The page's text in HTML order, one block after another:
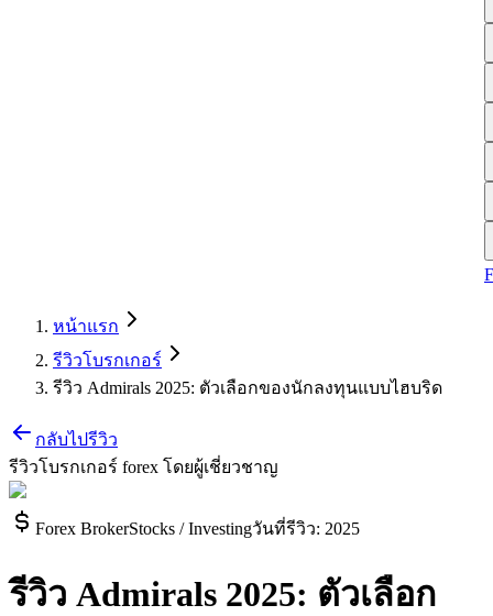
หน้าแรก
รีวิวโบรกเกอร์
รีวิว Admirals 2025: ตัวเลือกของนักลงทุนแบบไฮบริด
กลับไปรีวิว
รีวิวโบรกเกอร์ forex โดยผู้เชี่ยวชาญ
Forex BrokerStocks / Investingวันที่รีวิว: 2025
รีวิว Admirals 2025: ตัวเลือก